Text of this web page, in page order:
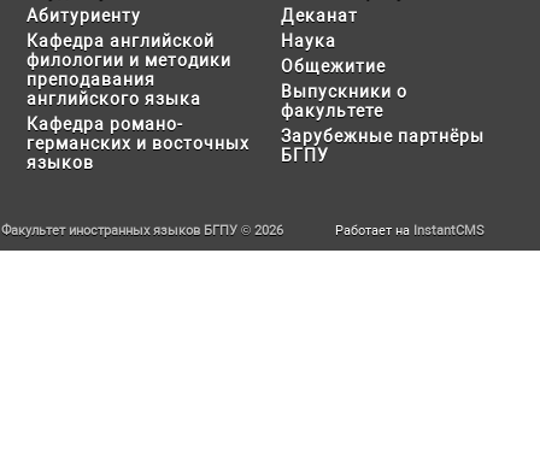
Абитуриенту
Кафедра английской
филологии и методики
преподавания
английского языка
Кафедра романо-
германских и восточных
языков
Деканат
Наука
Общежитие
Выпускники о
факультете
Зарубежные партнёры
БГПУ
Факультет иностранных языков БГПУ © 2026 Работает на InstantCMS